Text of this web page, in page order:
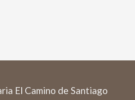
El Camino de Santiago